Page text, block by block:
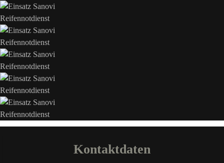
Kontaktdaten